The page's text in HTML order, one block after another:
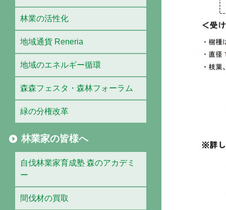
林業の活性化
地域通貨 Reneria
地域のエネルギー循環
森森フェスタ・森林フォーラム
緑の分権改革
林業家の皆様へ
自伐林業家育成塾 森のアカデミ
ー
間伐材の買取